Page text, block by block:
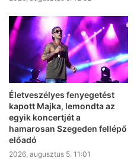
Életveszélyes fenyegetést
kapott Majka, lemondta az
egyik koncertjét a
hamarosan Szegeden fellépő
előadó
2026, augusztus 5. 11:01